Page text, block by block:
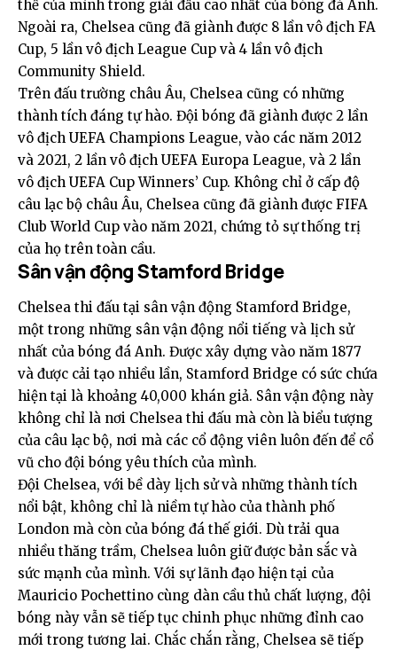
thế của mình trong giải đấu cao nhất của bóng đá Anh.
Ngoài ra, Chelsea cũng đã giành được 8 lần vô địch FA
Cup, 5 lần vô địch League Cup và 4 lần vô địch
Community Shield.
Trên đấu trường châu Âu, Chelsea cũng có những
thành tích đáng tự hào. Đội bóng đã giành được 2 lần
vô địch UEFA Champions League, vào các năm 2012
và 2021, 2 lần vô địch UEFA Europa League, và 2 lần
vô địch UEFA Cup Winners’ Cup. Không chỉ ở cấp độ
câu lạc bộ châu Âu, Chelsea cũng đã giành được FIFA
Club World Cup vào năm 2021, chứng tỏ sự thống trị
của họ trên toàn cầu.
Sân vận động Stamford Bridge
Chelsea thi đấu tại sân vận động Stamford Bridge,
một trong những sân vận động nổi tiếng và lịch sử
nhất của bóng đá Anh. Được xây dựng vào năm 1877
và được cải tạo nhiều lần, Stamford Bridge có sức chứa
hiện tại là khoảng 40,000 khán giả. Sân vận động này
không chỉ là nơi Chelsea thi đấu mà còn là biểu tượng
của câu lạc bộ, nơi mà các cổ động viên luôn đến để cổ
vũ cho đội bóng yêu thích của mình.
Đội Chelsea, với bề dày lịch sử và những thành tích
nổi bật, không chỉ là niềm tự hào của thành phố
London mà còn của bóng đá thế giới. Dù trải qua
nhiều thăng trầm, Chelsea luôn giữ được bản sắc và
sức mạnh của mình. Với sự lãnh đạo hiện tại của
Mauricio Pochettino cùng dàn cầu thủ chất lượng, đội
bóng này vẫn sẽ tiếp tục chinh phục những đỉnh cao
mới trong tương lai. Chắc chắn rằng, Chelsea sẽ tiếp